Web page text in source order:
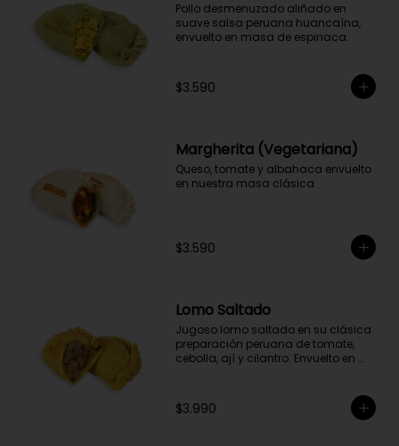
Pollo desmenuzado aliñado en
suave salsa peruana huancaína,
envuelto en masa de espinaca.
$3.590
Margherita (Vegetariana)
Queso, tomate y albahaca envuelto
en nuestra masa clásica
$3.590
Lomo Saltado
Jugoso lomo saltado en su clásica
preparación peruana de tomate,
cebolla, ají y cilantro. Envuelto en
$3.990